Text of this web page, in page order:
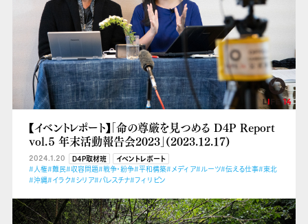
【イベントレポート】「命の尊厳を見つめる D4P Report
vol.５ 年末活動報告会2023」(2023.12.17)
2024.1.20 D4P取材班
イベントレポート
#人権#難民#収容問題#戦争・紛争#平和構築#メディア#ルーツ#伝える仕事#東北
#沖縄#イラク#シリア#パレスチナ#フィリピン